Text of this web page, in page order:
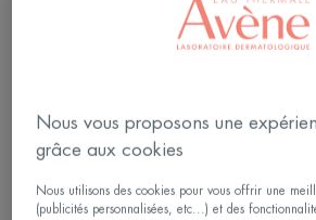
Nous vous proposons une
grâce aux cookies
Nous utilisons des cookies pour vous offrir une
(publicités personnalisées, etc...) et des